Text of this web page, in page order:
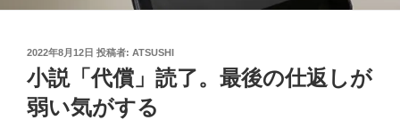
投
日:
2022年8月12日 投稿者: ATSUSHI
小説「代償」読了。最後の仕返しが
弱い気がする